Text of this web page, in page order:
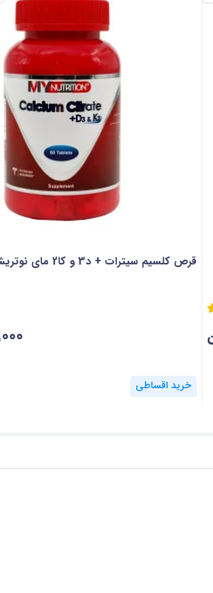
قرص کلسیم سیترات + د3 و کا2 مای نوتریشن - 60 عددی
خرید اقساطی